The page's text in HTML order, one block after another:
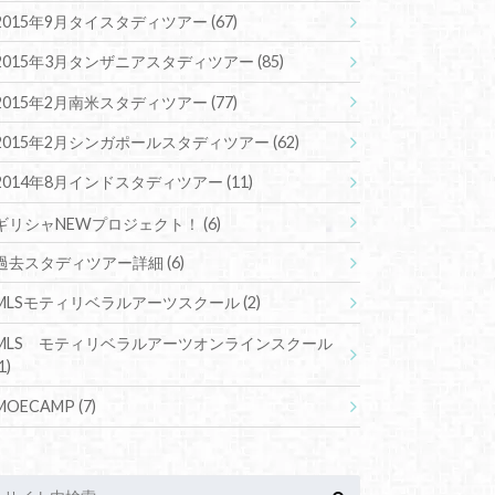
年9月タイスタディツアー(67)
年3月タンザニアスタディツアー(85)
年2月南米スタディツアー(77)
年2月シンガポールスタディツアー(62)
年8月インドスタディツアー(11)
リシャNEWプロジェクト！(6)
去スタディツアー詳細(6)
モティリベラルアーツスクール(2)
モティリベラルアーツオンラインスクール
(7)